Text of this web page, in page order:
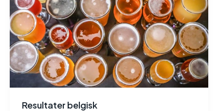
Resultater belgisk